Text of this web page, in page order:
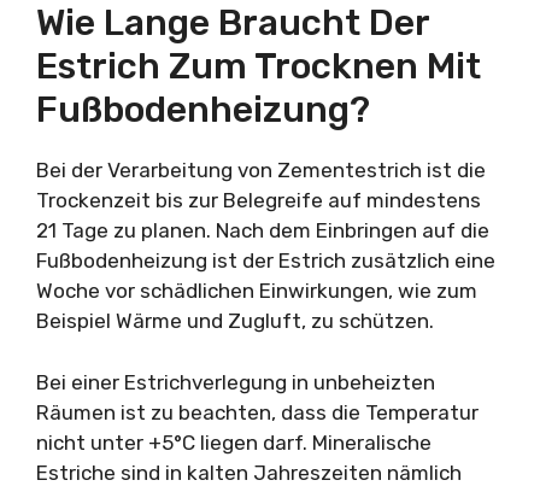
Wie Lange Braucht Der
Estrich Zum Trocknen Mit
Fußbodenheizung?
Bei der Verarbeitung von Zementestrich ist die
Trockenzeit bis zur Belegreife auf mindestens
21 Tage zu planen. Nach dem Einbringen auf die
Fußbodenheizung ist der Estrich zusätzlich eine
Woche vor schädlichen Einwirkungen, wie zum
Beispiel Wärme und Zugluft, zu schützen.
Bei einer Estrichverlegung in unbeheizten
Räumen ist zu beachten, dass die Temperatur
nicht unter +5°C liegen darf. Mineralische
Estriche sind in kalten Jahreszeiten nämlich